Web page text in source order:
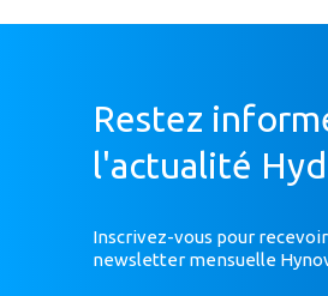
Restez
l'actualité
Inscrivez-vous pour
newsletter mensuelle